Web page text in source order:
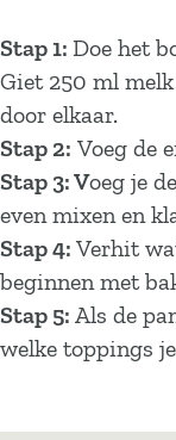
Stap 1: Doe het
Giet 250 ml
door elkaar.
Stap 2: Voeg de
Stap 3: Voeg je
even mixen en
Stap 4: Verhit
beginnen met
Stap 5: Als de
welke toppings